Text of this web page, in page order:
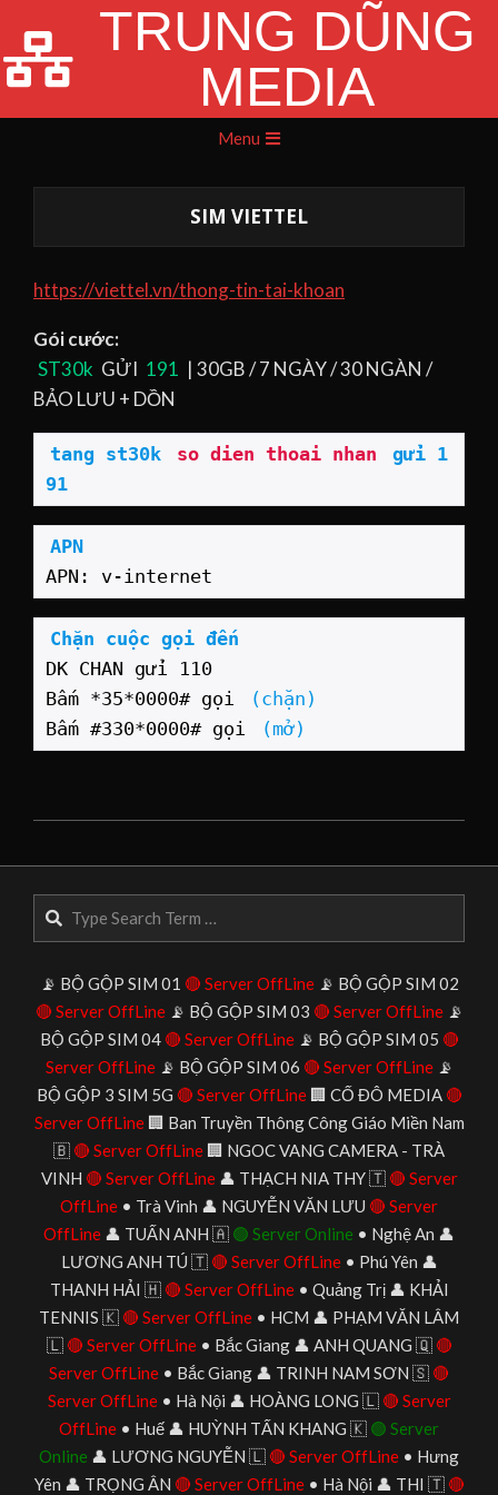
content
TRUNG DŨNG
MEDIA
Menu
Menu
SIM VIETTEL
https://viettel.vn/thong-tin-tai-khoan
Gói cước:
ST30k GỬI 191 | 30GB / 7 NGÀY / 30 NGÀN /
BẢO LƯU + DỒN
tang st30k so dien thoai nhan
gửi 1
91
APN
APN: v-internet
Chặn cuộc gọi đến
DK CHAN gửi 110
Bấm *35*0000# gọi
(chặn)
Bấm #330*0000# gọi
(mở)
08-
📡 BỘ GỘP SIM 01 🔴 Server OffLine📡 BỘ GỘP SIM 02
🔴 Server OffLine📡 BỘ GỘP SIM 03 🔴 Server OffLine📡
BỘ GỘP SIM 04 🔴 Server OffLine📡 BỘ GỘP SIM 05 🔴
Server OffLine📡 BỘ GỘP SIM 06 🔴 Server OffLine📡
BỘ GỘP 3 SIM 5G 🔴 Server OffLine🏢 CỐ ĐÔ MEDIA 🔴
Server OffLine🏢 Ban Truyền Thông Công Giáo Miền Nam
🇧 🔴 Server OffLine 🏢 NGOC VANG CAMERA - TRÀ
VINH 🔴 Server OffLine👤 THẠCH NIA THY 🇹 🔴 Server
OffLine • Trà Vinh 👤 NGUYỄN VĂN LƯU 🔴 Server
OffLine 👤 TUẤN ANH 🇦 🟢 Server Online • Nghệ An 👤
LƯƠNG ANH TÚ 🇹 🔴 Server OffLine• Phú Yên 👤
THANH HẢI 🇭 🔴 Server OffLine• Quảng Trị 👤 KHẢI
TENNIS 🇰 🔴 Server OffLine • HCM 👤 PHẠM VĂN LÂM
🇱 🔴 Server OffLine• Bắc Giang 👤 ANH QUANG 🇶 🔴
Server OffLine • Bắc Giang 👤 TRINH NAM SƠN 🇸 🔴
Server OffLine• Hà Nội 👤 HOÀNG LONG 🇱 🔴 Server
OffLine • Huế 👤 HUỲNH TẤN KHANG 🇰 🟢 Server
Online 👤 LƯƠNG NGUYỄN 🇱 🔴 Server OffLine • Hưng
Yên 👤 TRỌNG ÂN 🔴 Server OffLine• Hà Nội 👤 THI 🇹 🔴